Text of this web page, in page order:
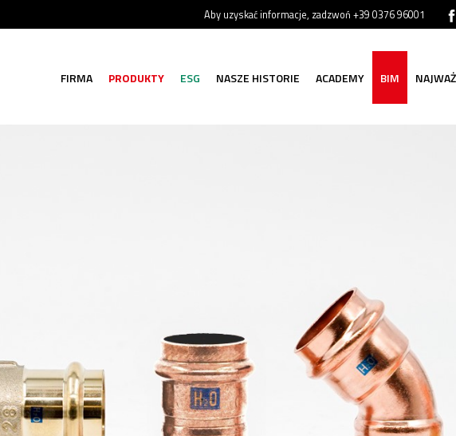
Aby uzyskać informacje, zadzwoń +39 0376 96001
FIRMA PRODUKTY ESG NASZE HISTORIE ACADEMY BIM